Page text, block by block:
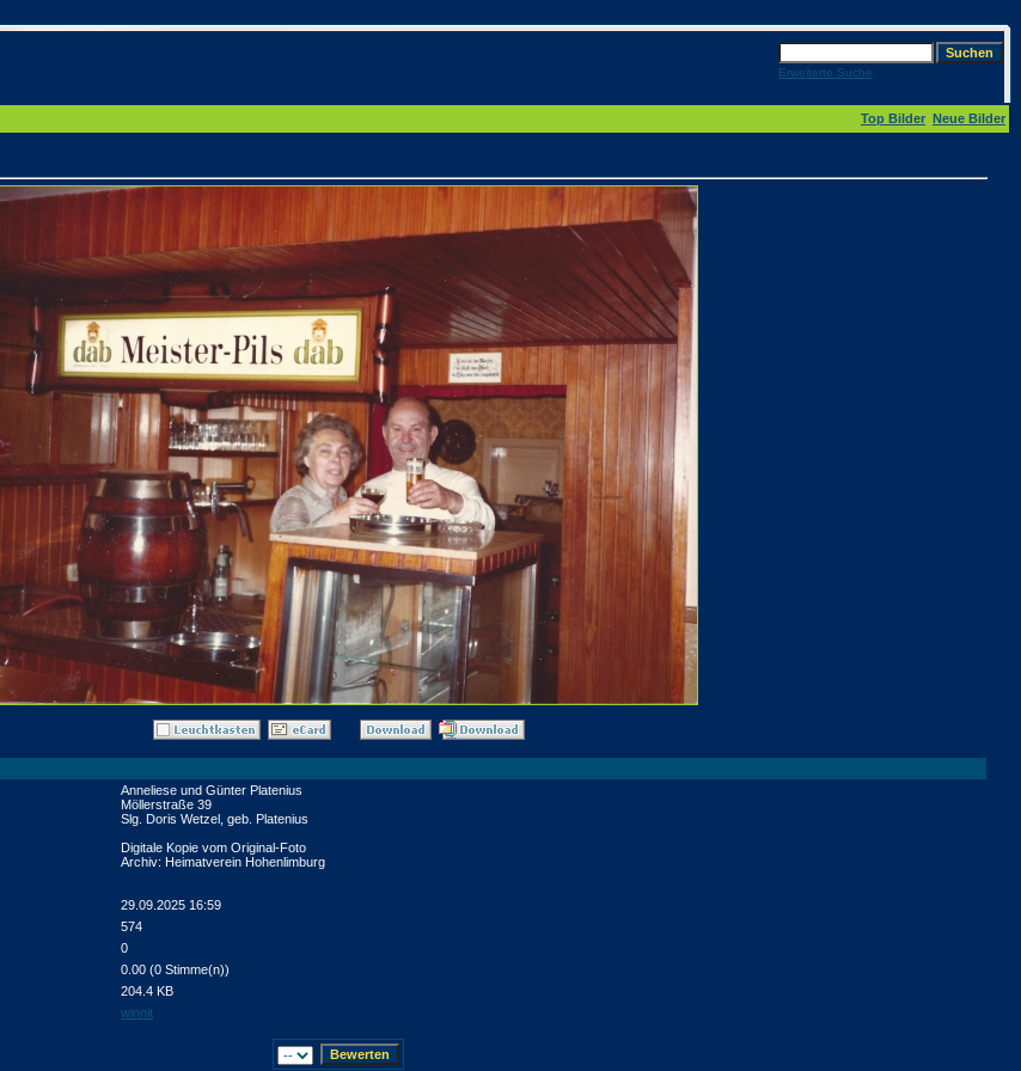
Erweiterte Suche
Top Bilder Neue Bilder
Anneliese und Günter Platenius
Möllerstraße 39
Slg. Doris Wetzel, geb. Platenius
Digitale Kopie vom Original-Foto
Archiv: Heimatverein Hohenlimburg
29.09.2025 16:59
574
0
0.00 (0 Stimme(n))
204.4 KB
winnit